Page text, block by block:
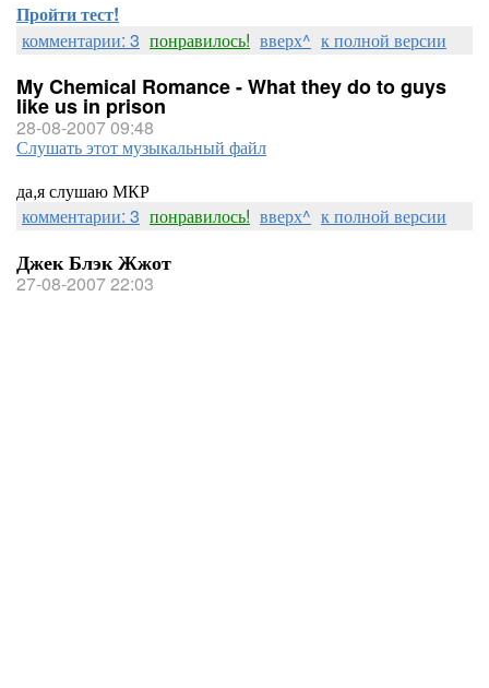
Пройти тест!
комментарии: 3 понравилось! вверх^ к полной версии
My Chemical Romance - What they do to guys
like us in prison
28-08-2007 09:48
Слушать этот музыкальный файл
да,я слушаю МКР
комментарии: 3 понравилось! вверх^ к полной версии
Джек Блэк Жжот
27-08-2007 22:03